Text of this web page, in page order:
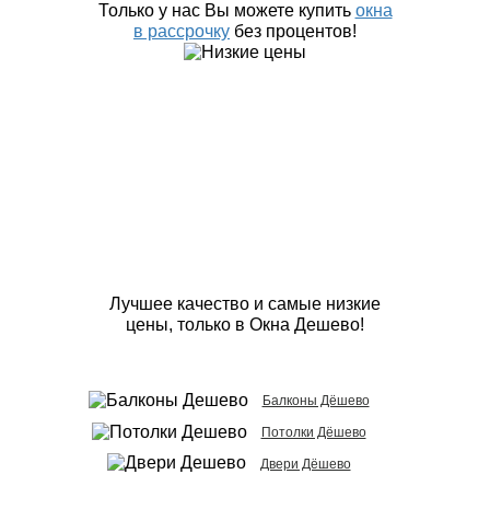
Только у нас Вы можете купить окна
в рассрочку без процентов!
Лучшее качество и самые низкие
цены, только в Окна Дешево!
Балконы Дёшево
Потолки Дёшево
Двери Дёшево